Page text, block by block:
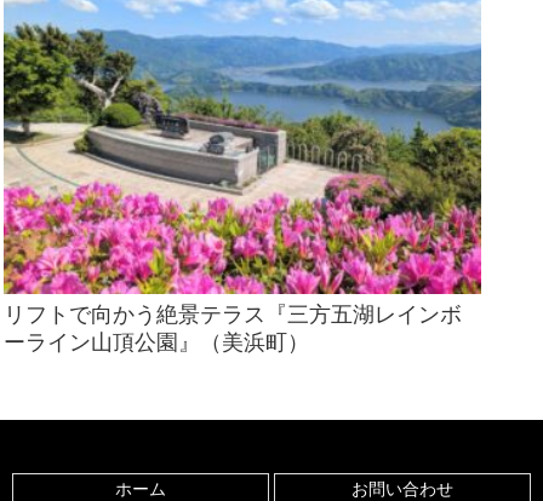
リフトで向かう絶景テラス『三方五湖レインボ
ーライン山頂公園』（美浜町）
ホーム お問い合わせ